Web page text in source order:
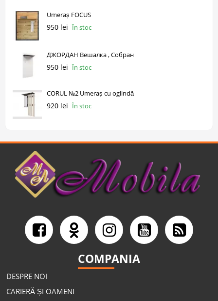
Umeraș FOCUS
950 lei În stoc
ДЖОРДАН Вешалка , Собран
950 lei În stoc
CORUL №2 Umeraș cu oglindă
920 lei În stoc
COMPANIA
DESPRE NOI
CARIERĂ ȘI OAMENI